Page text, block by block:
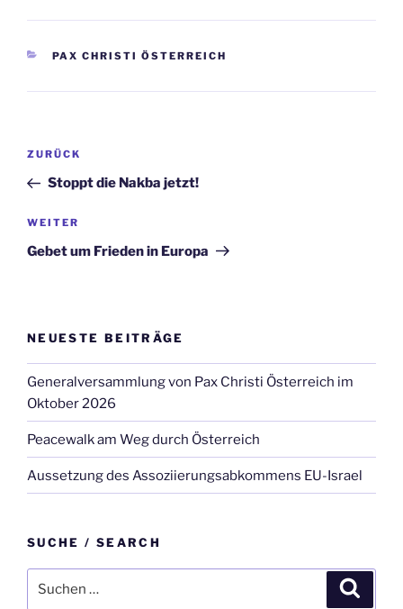
KATEGORIEN
PAX CHRISTI ÖSTERREICH
Beitrags-
Vorheriger
Beitrag
ZURÜCK
Stoppt die Nakba jetzt!
Nächster
Beitrag
WEITER
Gebet um Frieden in Europa
NEUESTE BEITRÄGE
Generalversammlung von Pax Christi Österreich im
Oktober 2026
Peacewalk am Weg durch Österreich
Aussetzung des Assoziierungsabkommens EU-Israel
SUCHE / SEARCH
nach: